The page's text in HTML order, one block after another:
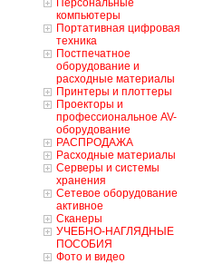
Персональные
компьютеры
Портативная цифровая
техника
Постпечатное
оборудование и
расходные материалы
Принтеры и плоттеры
Проекторы и
профессиональное AV-
оборудование
РАСПРОДАЖА
Расходные материалы
Серверы и системы
хранения
Сетевое оборудование
активное
Сканеры
УЧЕБНО-НАГЛЯДНЫЕ
ПОСОБИЯ
Фото и видео